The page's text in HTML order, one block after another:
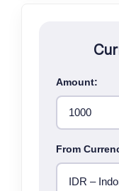
Amount:
From